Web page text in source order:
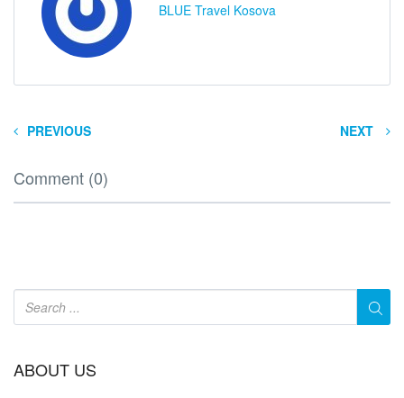
BLUE Travel Kosova
PREVIOUS NEXT
Comment (0)
ABOUT US